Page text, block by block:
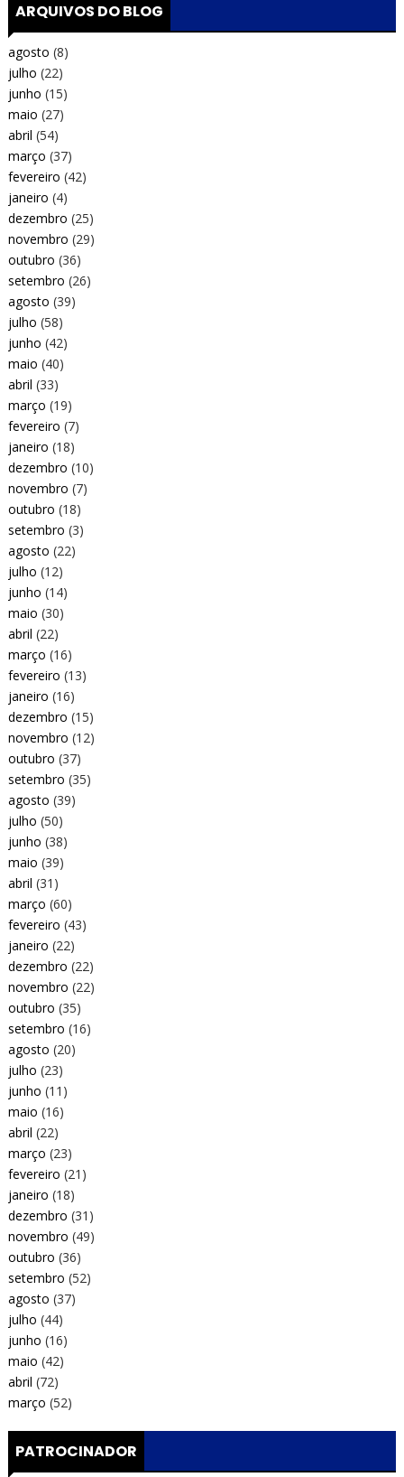
ARQUIVOS DO BLOG
agosto (8)
julho (22)
junho (15)
maio (27)
abril (54)
março (37)
fevereiro (42)
janeiro (4)
dezembro (25)
novembro (29)
outubro (36)
setembro (26)
agosto (39)
julho (58)
junho (42)
maio (40)
abril (33)
março (19)
fevereiro (7)
janeiro (18)
dezembro (10)
novembro (7)
outubro (18)
setembro (3)
agosto (22)
julho (12)
junho (14)
maio (30)
abril (22)
março (16)
fevereiro (13)
janeiro (16)
dezembro (15)
novembro (12)
outubro (37)
setembro (35)
agosto (39)
julho (50)
junho (38)
maio (39)
abril (31)
março (60)
fevereiro (43)
janeiro (22)
dezembro (22)
novembro (22)
outubro (35)
setembro (16)
agosto (20)
julho (23)
junho (11)
maio (16)
abril (22)
março (23)
fevereiro (21)
janeiro (18)
dezembro (31)
novembro (49)
outubro (36)
setembro (52)
agosto (37)
julho (44)
junho (16)
maio (42)
abril (72)
março (52)
PATROCINADOR